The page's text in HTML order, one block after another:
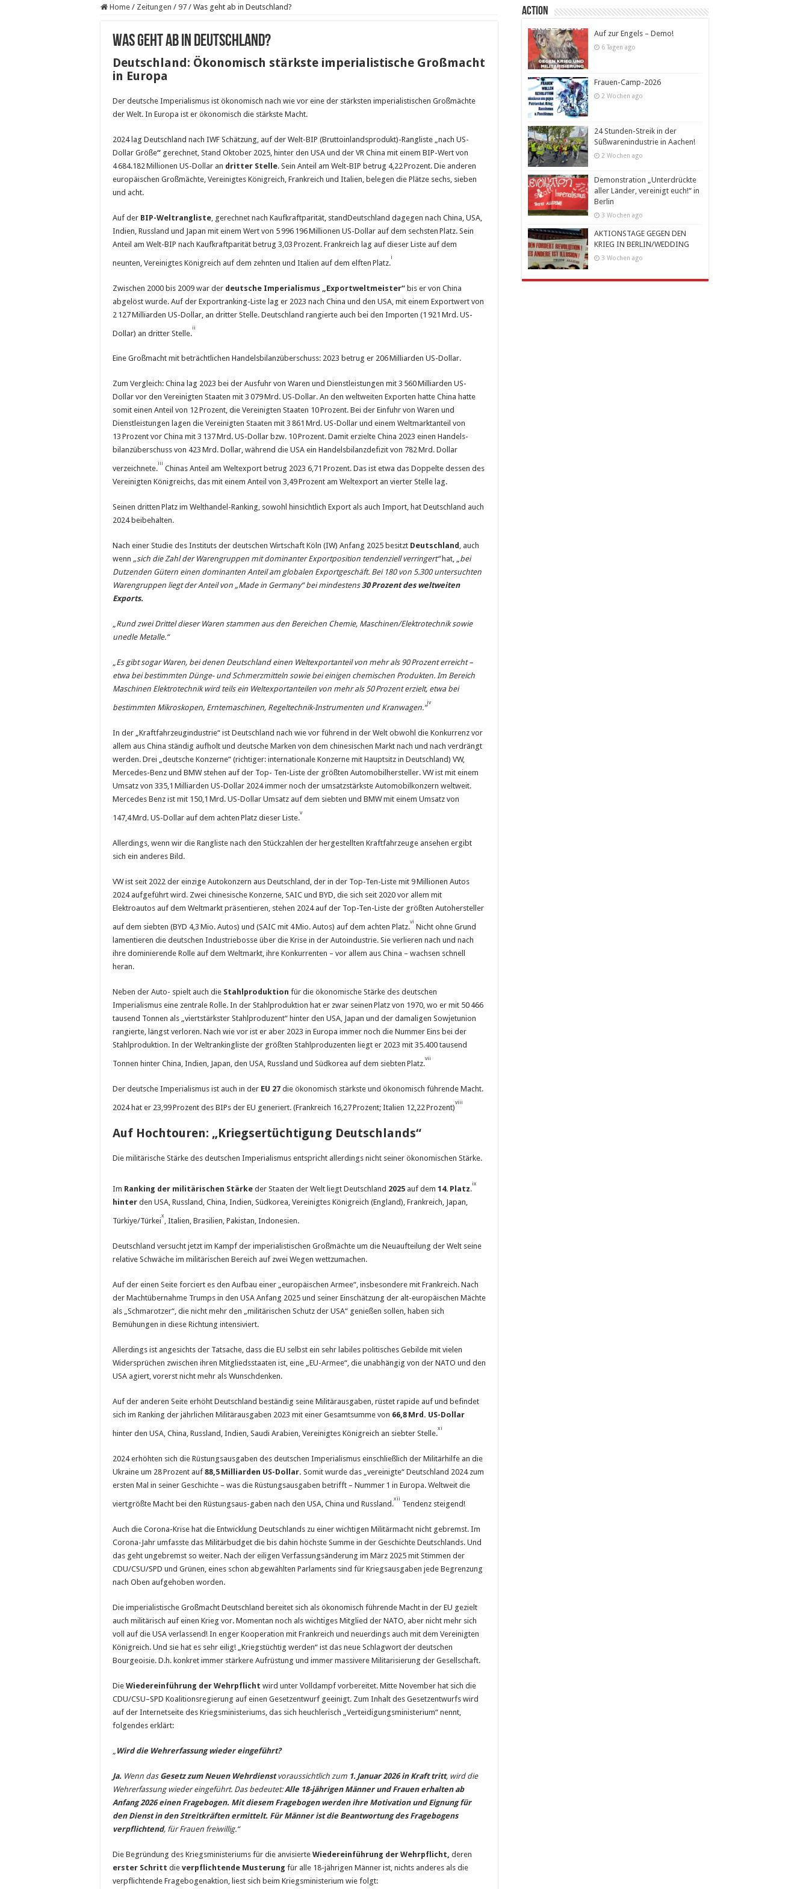
Home / Zeitungen / 97 / Was geht ab in Deutschland?
Was geht ab in Deutschland?
Deutschland: Ökonomisch stärkste imperialistische Großmacht
in Europa
Der deutsche Imperialismus ist ökonomisch nach wie vor eine der stärksten imperialistischen Großmächte
der Welt. In Europa ist er ökonomisch die stärkste Macht.
2024 lag Deutschland nach IWF Schätzung, auf der Welt-BIP (Bruttoinlandsprodukt)-Rangliste „nach US-
Dollar Größe“ gerechnet, Stand Oktober 2025, hinter den USA und der VR China mit einem BIP-Wert von
4 684.182 Millionen US-Dollar an dritter Stelle. Sein Anteil am Welt-BIP betrug 4,22 Prozent. Die anderen
europäischen Großmächte, Vereinigtes Königreich, Frankreich und Italien, belegen die Plätze sechs, sieben
und acht.
Auf der BIP-Weltrangliste , gerechnet nach Kaufkraftparität, standDeutschland dagegen nach China, USA,
Indien, Russland und Japan mit einem Wert von 5 996 196 Millionen US-Dollar auf dem sechsten Platz. Sein
Anteil am Welt-BIP nach Kaufkraftparität betrug 3,03 Prozent. Frankreich lag auf dieser Liste auf dem
neunten, Vereinigtes Königreich auf dem zehnten und Italien auf dem elften Platz.
i
Zwischen 2000 bis 2009 war der deutsche Imperialismus „Exportweltmeister“ bis er von China
abgelöst wurde. Auf der Exportranking-Liste lag er 2023 nach China und den USA, mit einem Exportwert von
2 127 Milliarden US-Dollar, an dritter Stelle. Deutschland rangierte auch bei den Importen (1 921 Mrd. US-
Dollar) an dritter Stelle.
ii
Eine Großmacht mit beträchtlichen Handelsbilanzüberschuss: 2023 betrug er 206 Milliarden US-Dollar.
Zum Vergleich: China lag 2023 bei der Ausfuhr von Waren und Dienstleistungen mit 3 560 Milliarden US-
Dollar vor den Vereinigten Staaten mit 3 079 Mrd. US-Dollar. An den weltweiten Exporten hatte China hatte
somit einen Anteil von 12 Prozent, die Vereinigten Staaten 10 Prozent. Bei der Einfuhr von Waren und
Dienstleistungen lagen die Vereinigten Staaten mit 3 861 Mrd. US-Dollar und einem Weltmarktanteil von
13 Prozent vor China mit 3 137 Mrd. US-Dollar bzw. 10 Prozent. Damit erzielte China 2023 einen Handels­
bilanz­überschuss von 423 Mrd. Dollar, während die USA ein Handelsbilanzdefizit von 782 Mrd. Dollar
verzeichnete.
iii
Chinas Anteil am Weltexport betrug 2023 6,71 Prozent. Das ist etwa das Doppelte dessen des
Vereinigten Königreichs, das mit einem Anteil von 3,49 Prozent am Weltexport an vierter Stelle lag.
Seinen dritten Platz im Welthandel-Ranking, sowohl hinsichtlich Export als auch Import, hat Deutschland auch
2024 beibehalten.
Nach einer Studie des Instituts der deutschen Wirtschaft Köln (IW) Anfang 2025 besitzt Deutschland , auch
wenn „sich die Zahl der Warengruppen mit dominanter Exportposition tendenziell verringert“hat, „bei
Dutzenden Gütern einen dominanten Anteil am globalen Exportgeschäft. Bei 180 von 5.300 untersuchten
Warengruppen liegt der Anteil von „Made in Germany“ bei mindestens30 Prozent des weltweiten
Exports.
„Rund zwei Drittel dieser Waren stammen aus den Bereichen Chemie, Maschinen/Elektrotechnik sowie
unedle Metalle.“
„Es gibt sogar Waren, bei denen Deutschland einen Weltexportanteil von mehr als 90 Prozent erreicht –
etwa bei bestimmten Dünge- und Schmerzmitteln sowie bei einigen chemischen Produkten. Im Bereich
Maschinen Elektrotechnik wird teils ein Weltexportanteilen von mehr als 50 Prozent erzielt, etwa bei
bestimmten Mikroskopen, Erntemaschinen, Regeltechnik-Instrumenten und Kran­wagen.“
iv
In der „Kraftfahrzeugindustrie“ ist Deutschland nach wie vor führend in der Welt obwohl die Konkurrenz vor
allem aus China ständig aufholt und deutsche Marken von dem chinesischen Markt nach und nach verdrängt
werden. Drei „deutsche Konzerne“ (richtiger: internationale Konzerne mit Hauptsitz in Deutschland) VW,
Mercedes-Benz und BMW stehen auf der Top- Ten-Liste der größten Automobilhersteller. VW ist mit einem
Umsatz von 335,1 Milliarden US-Dollar 2024 immer noch der umsatzstärkste Automobilkonzern weltweit.
Mercedes Benz ist mit 150,1 Mrd. US-Dollar Umsatz auf dem siebten und BMW mit einem Umsatz von
147,4 Mrd. US-Dollar auf dem achten Platz dieser Liste.
v
Allerdings, wenn wir die Rangliste nach den Stückzahlen der hergestellten Kraftfahrzeuge ansehen ergibt
sich ein anderes Bild.
VW ist seit 2022 der einzige Autokonzern aus Deutschland, der in der Top-Ten-Liste mit 9 Millionen Autos
2024 aufgeführt wird. Zwei chinesische Konzerne, SAIC und BYD, die sich seit 2020 vor allem mit
Elektroautos auf dem Weltmarkt präsentieren, stehen 2024 auf der Top-Ten-Liste der größten Autohersteller
auf dem siebten (BYD 4,3 Mio. Autos) und (SAIC mit 4 Mio. Autos) auf dem achten Platz.
vi
Nicht ohne Grund
lamentieren die deutschen Industriebosse über die Krise in der Autoindustrie. Sie verlieren nach und nach
ihre dominierende Rolle auf dem Weltmarkt, ihre Konkurrenten – vor allem aus China – wachsen schnell
heran.
Neben der Auto- spielt auch die Stahlproduktion für die ökonomische Stärke des deutschen
Imperialismus eine zentrale Rolle. In der Stahlproduktion hat er zwar seinen Platz von 1970, wo er mit 50 466
tausend Tonnen als „viertstärkster Stahlproduzent“ hinter den USA, Japan und der damaligen Sowjetunion
rangierte, längst verloren. Nach wie vor ist er aber 2023 in Europa immer noch die Nummer Eins bei der
Stahlproduktion. In der Weltrankingliste der größten Stahlproduzenten liegt er 2023 mit 35.400 tausend
Tonnen hinter China, Indien, Japan, den USA, Russland und Südkorea auf dem siebten Platz.
vii
Der deutsche Imperialismus ist auch in der EU 27 die ökonomisch stärkste und ökonomisch führende Macht.
2024 hat er 23,99 Prozent des BIPs der EU generiert. (Frankreich 16,27 Prozent; Italien 12,22 Prozent)
viii
Auf Hochtouren: „Kriegsertüchtigung Deutschlands“
Die militärische Stärke des deutschen Imperialismus entspricht allerdings nicht seiner ökonomischen Stärke.
Im Ranking der militärischen Stärke der Staaten der Welt liegt Deutschland 2025 auf dem 14. Platz.
ix
hinter den USA, Russland, China, Indien, Südkorea, Vereinigtes Königreich (England), Frankreich, Japan,
Türkiye/Türkei
x
, Italien, Brasilien, Pakistan, Indonesien.
Deutschland versucht jetzt im Kampf der imperialistischen Großmächte um die Neuaufteilung der Welt seine
relative Schwäche im militärischen Bereich auf zwei Wegen wettzumachen.
Auf der einen Seite forciert es den Aufbau einer „europäischen Armee“, insbesondere mit Frankreich. Nach
der Machtübernahme Trumps in den USA Anfang 2025 und seiner Einschätzung der alt-europäischen Mächte
als „Schmarotzer“, die nicht mehr den „militärischen Schutz der USA“ genießen sollen, haben sich
Bemühungen in diese Richtung intensiviert.
Allerdings ist angesichts der Tatsache, dass die EU selbst ein sehr labiles politisches Gebilde mit vielen
Widersprüchen zwischen ihren Mitgliedsstaaten ist, eine „EU-Armee“, die unabhängig von der NATO und den
USA agiert, vorerst nicht mehr als Wunschdenken.
Auf der anderen Seite erhöht Deutschland beständig seine Militärausgaben, rüstet rapide auf und befindet
sich im Ranking der jährlichen Militärausgaben 2023 mit einer Gesamtsumme von 66,8 Mrd. US-Dollar
hinter den USA, China, Russland, Indien, Saudi Arabien, Vereinigtes Königreich an siebter Stelle.
xi
2024 erhöhten sich die Rüstungsausgaben des deutschen Imperialismus einschließlich der Militärhilfe an die
Ukraine um 28 Prozent auf 88,5 Milliarden US-Dollar. Somit wurde das „vereinigte“ Deutschland 2024 zum
ersten Mal in seiner Geschichte – was die Rüstungsausgaben betrifft – Nummer 1 in Europa. Weltweit die
viertgrößte Macht bei den Rüstungsaus-gaben nach den USA, China und Russland.
xii
Tendenz steigend!
Auch die Corona-Krise hat die Entwicklung Deutschlands zu einer wichtigen Militärmacht nicht gebremst. Im
Corona-Jahr umfasste das Militärbudget die bis dahin höchste Summe in der Geschichte Deutschlands. Und
das geht ungebremst so weiter. Nach der eiligen Verfassungsänderung im März 2025 mit Stimmen der
CDU/CSU/SPD und Grünen, eines schon abgewählten Parlaments sind für Kriegsausgaben jede Begrenzung
nach Oben aufgehoben worden.
Die imperialistische Großmacht Deutschland bereitet sich als ökonomisch führende Macht in der EU gezielt
auch militärisch auf einen Krieg vor. Momentan noch als wichtiges Mitglied der NATO, aber nicht mehr sich
voll auf die USA verlassend! In enger Kooperation mit Frankreich und neuerdings auch mit dem Vereinigten
Königreich. Und sie hat es sehr eilig! „Kriegstüchtig werden“ ist das neue Schlagwort der deutschen
Bourgeoisie. D.h. konkret immer stärkere Aufrüstung und immer massivere Militarisierung der Gesellschaft.
Die Wiedereinführung der Wehrpflicht wird unter Volldampf vorbereitet. Mitte November hat sich die
CDU/CSU–SPD Koalitionsregierung auf einen Gesetzentwurf geeinigt. Zum Inhalt des Gesetzentwurfs wird
auf der Internetseite des Kriegsministeriums, das sich heuchlerisch „Verteidigungsmini­sterium“ nennt,
folgendes erklärt:
Wird die Wehrerfassung wieder eingeführt?
Ja. Wenn das Gesetz zum Neuen Wehrdienstvoraussichtlich zum 1. Januar 2026 in Kraft tritt, wird die
Wehrerfassung wieder eingeführt. Das bedeutet:Alle 18-jährigen Männer und Frauen erhalten ab
Anfang 2026 einen Fragebogen. Mit diesem Fragebogen werden ihre Motivation und Eignung für
den Dienst in den Streitkräften ermittelt. Für Männer ist die Beantwortung des Fragebogens
verpflichtend, für Frauen freiwillig.“
Die Begründung des Kriegsministeriums für die anvisierte Wiedereinführung der Wehrpflicht, deren
erster Schritt die verpflichtende Musterung für alle 18-jährigen Männer ist, nichts anderes als die
verpflichtende Fragebogenaktion, liest sich beim Kriegsministerium wie folgt:
Action
Auf zur Engels – Demo!
6 Tagen ago
Frauen-Camp-2026
2 Wochen ago
24 Stunden-Streik in der
Süßwarenindustrie in Aachen!
2 Wochen ago
Demonstration „Unterdrückte
aller Länder, vereinigt euch!“ in
Berlin
3 Wochen ago
AKTIONSTAGE GEGEN DEN
KRIEG IN BERLIN/WEDDING
3 Wochen ago